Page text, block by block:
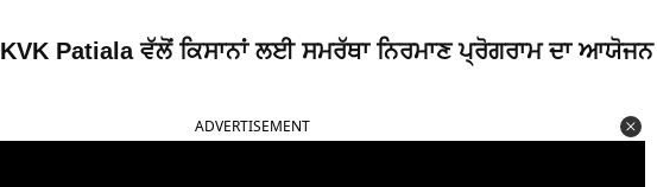
KVK Patiala ਵੱਲੋਂ ਕਿਸਾਨਾਂ ਲਈ ਸਮਰੱਥਾ ਨਿਰਮਾਣ ਪ੍ਰੋਗਰਾਮ ਦਾ ਆਯੋਜਨ